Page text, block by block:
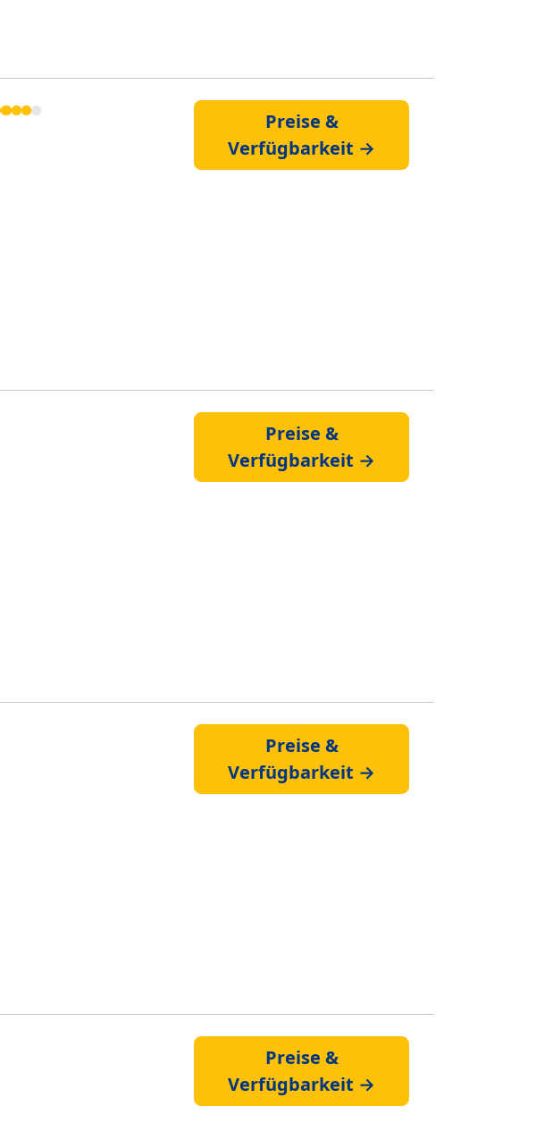
Preise &
Verfügbarkeit →
Preise &
Verfügbarkeit →
Preise &
Verfügbarkeit →
Preise &
Verfügbarkeit →